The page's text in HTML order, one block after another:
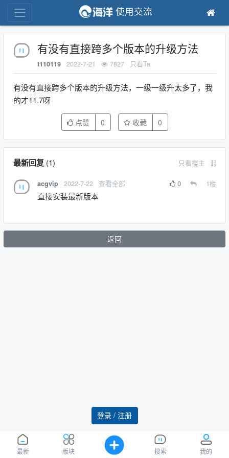
最新 版块 搜索 我的
登录 / 注册
使用交流
有没有直接跨多个版本的升级方法
t110119 2022-7-21 7827 只看Ta
有没有直接跨多个版本的升级方法，一级一级升太多了，我
的才11.7呀
点赞 0 收藏 0
最新回复(1) 只看楼主
acgvip 2022-7-22 查看全部 0 1楼
直接安装最新版本
返回